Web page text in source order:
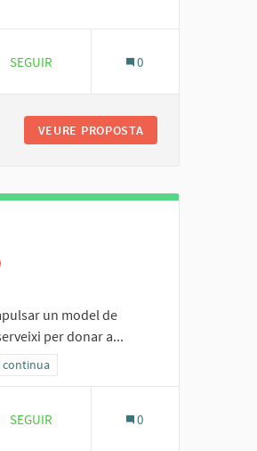
WEB MUNICIPAL I LA WEB
AUTÒNOMES DE LA WEB
7 SEGUIDORES
SEGUIR 0
VEURE PROPOSTA
un model de
per donar a...
Economia i ocupació. Formació continua
continua
8 SEGUIDORES
SEGUIR 0